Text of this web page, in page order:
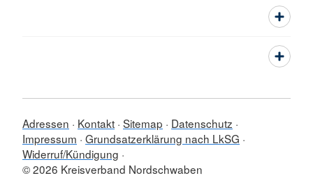
Adressen Kontakt Sitemap
Datenschutz
Impressum Grundsatzerklärung nach LkSG
Widerruf/Kündigung
© 2026 Kreisverband Nordschwaben